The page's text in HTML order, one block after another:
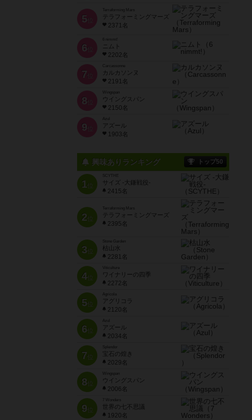
5 位
Terraforming Mars
テラフォーミングマーズ
2371名
6 位
ニムト
2202名
7 位
Carcassonne
カルカソンヌ
2191名
8 位
Wingspan
ウイングスパン
2150名
9 位
Azul
アズール
1903名
興味ありランキング トップ50
1位
SCYTHE
サイズ -大鎌戦役-
2415名
2位
Terraforming Mars
テラフォーミングマーズ
2395名
3位
Stone Garden
枯山水
2281名
4位
Viticulture
ワイナリーの四季
2272名
5位
Agricola
アグリコラ
2120名
6位
Azul
アズール
2034名
7位
宝石の煌き
2029名
8位
Wingspan
ウイングスパン
2006名
9位
7 Wonders
世界の七不思議
1920名